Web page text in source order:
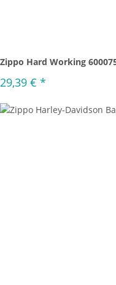
Zippo Hard Working
29,39 € *